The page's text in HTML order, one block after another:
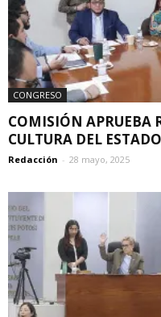
CONGRESO
COMISIÓN APRUEBA
CULTURA DEL
Redacción - 28 mayo, 2025